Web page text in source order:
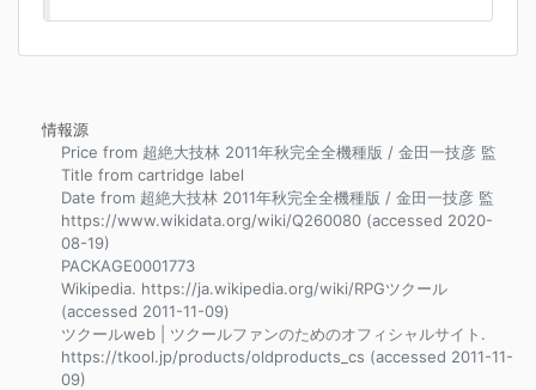
情報源
Price from 超絶大技林 2011年秋完全全機種版 / 金田一技彦 監
Title from cartridge label
Date from 超絶大技林 2011年秋完全全機種版 / 金田一技彦 監
https://www.wikidata.org/wiki/Q260080 (accessed 2020-
08-19)
PACKAGE0001773
Wikipedia. https://ja.wikipedia.org/wiki/RPGツクール
(accessed 2011-11-09)
ツクールweb | ツクールファンのためのオフィシャルサイト.
https://tkool.jp/products/oldproducts_cs (accessed 2011-11-
09)